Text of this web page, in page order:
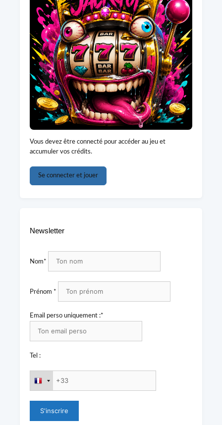
Vous devez être connecté pour accéder au jeu et
accumuler vos crédits.
Se connecter et jouer
Newsletter
Nom*
Prénom *
Email perso uniquement :*
Tel :